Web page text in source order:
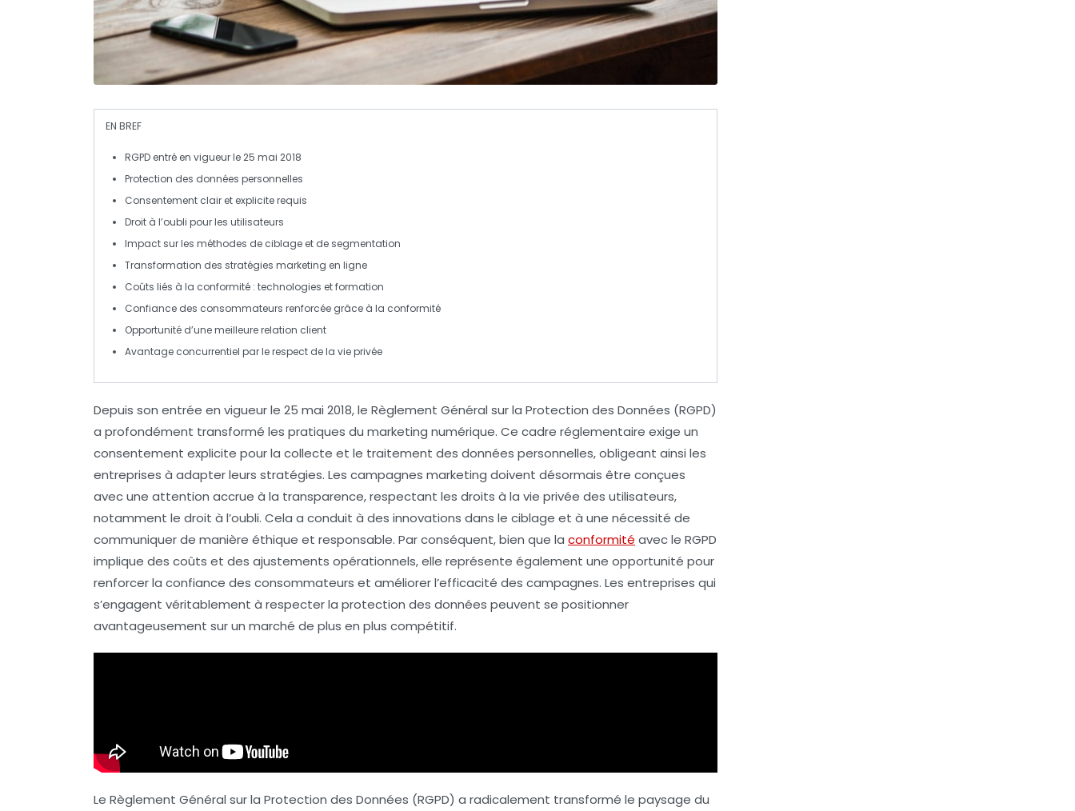
EN BREF
RGPD entré en vigueur le 25 mai 2018
Protection des données personnelles
Consentement clair et expliciterequis
Droit à l’oubli pour les utilisateurs
Impact sur les méthodes de ciblage et de segmentation
Transformation des stratégies marketing en ligne
Coûts liés à la conformité : technologies etformation
Confiance des consommateurs renforcée grâce à la conformité
Opportunité d’une meilleurerelation client
Avantage concurrentiel par le respect de la vie privée
Depuis son entrée en vigueurle 25 mai 2018, le Règlement Général sur la Protection des Données (RGPD)
a profondément transformé les pratiques du marketing numérique. Ce cadre réglementaire exige un
consentement explicite pour la collecte et le traitement des données personnelles, obligeant ainsi les
entreprises à adapter leurs stratégies. Les campagnes marketing doivent désormais être conçues
avec une attention accrue à la transparence, respectant les droits à la vie privée des utilisateurs,
notamment le droit à l’oubli. Cela a conduit à des innovations dans le ciblage et à une nécessité de
communiquer de manière éthique et responsable. Par conséquent, bien que la conformité avec le RGPD
implique des coûts et des ajustements opérationnels, elle représente également une opportunité pour
renforcer la confiance des consommateurs et améliorer l’efficacité des campagnes. Les entreprises qui
s’engagent véritablement à respecter la protection des données peuvent se positionner
avantageusement sur un marché de plus en plus compétitif.
Le Règlement Général sur la Protection des Données (RGPD) a radicalement transformé le paysage du